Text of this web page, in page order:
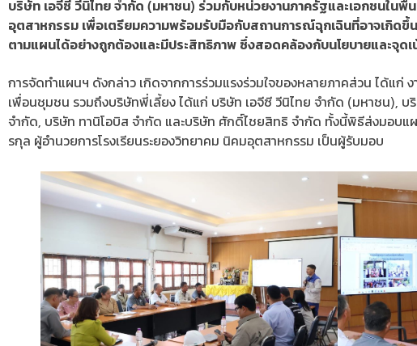
บริษัท เอจีซี วีนิไทย จำกัด (มหาชน) ร่วมกับหน่วยงานภาครัฐและเอกชนใน
อุตสาหกรรม เพื่อเตรียมความพร้อมรับมือกับสถานการณ์ฉุกเฉินที่อาจเกิดขึ้
ตามแผนได้อย่างถูกต้องและมีประสิทธิภาพ ซึ่งสอดคล้องกับนโยบายและจุดเ
การจัดทำแผนฯ ดังกล่าว เกิดจากการร่วมแรงร่วมใจของหลายภาคส่วน ได้แ
เพื่อนชุมชน รวมถึงบริษัทพี่เลี้ยง ได้แก่ บริษัท เอจีซี วีนิไทย จำกัด (มหาชน), บ
จำกัด, บริษัท ทานิโอบิส จำกัด และบริษัท ศักดิ์ไชยสิทธิ จำกัด ทั้งนี้พิธีส่งมอ
รกุล ผู้อำนวยการโรงเรียนระยองวิทยาคม นิคมอุตสาหกรรม เป็นผู้รับมอบ